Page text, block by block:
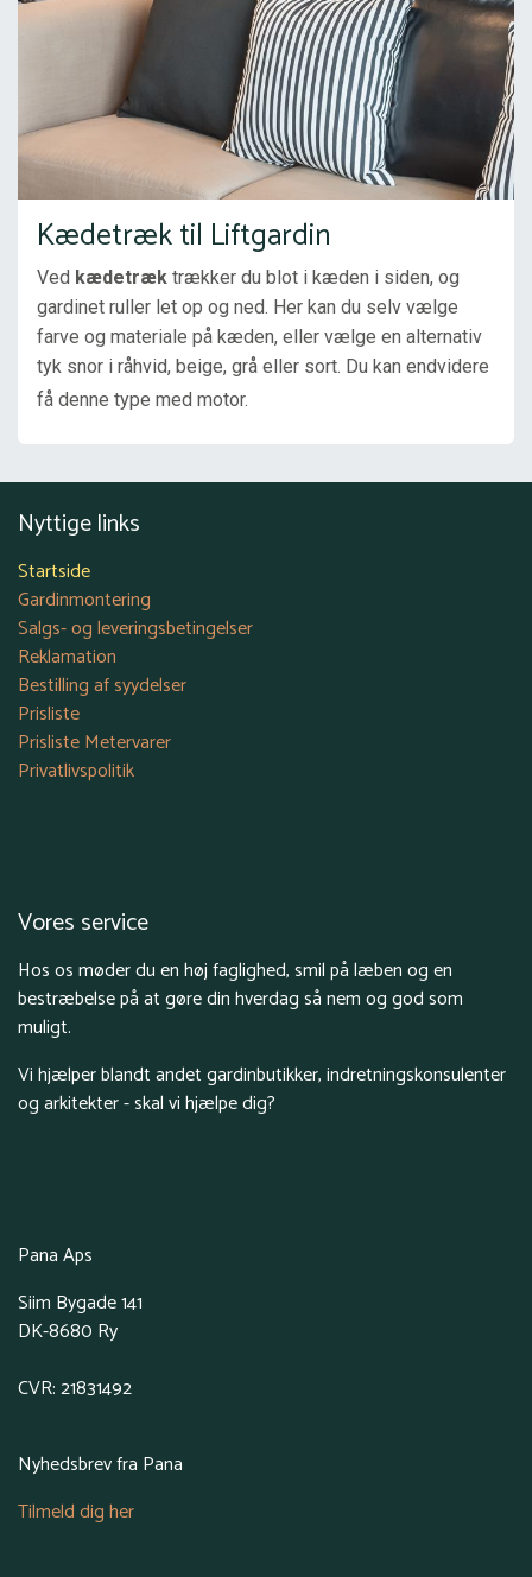
Kædetræk til Liftgardin
Ved kædetræk trækker du blot i kæden i siden, og
gardinet ruller let op og ned. Her kan du selv vælge
farve og materiale på kæden, eller vælge en alternativ
tyk snor i råhvid, beige, grå eller sort. Du kan endvidere
få denne type med motor.
Nyttige links
Startside
Gardinmontering
Salgs- og leveringsbetingelser
Reklamation
Bestilling af syydelser
Prisliste
Prisliste Metervarer
Privatlivspolitik
Vores service
Hos os møder du en høj faglighed, smil på læben og en
bestræbelse på at gøre din hverdag så nem og god som
muligt.
Vi hjælper blandt andet gardinbutikker, indretningskonsulenter
og arkitekter - skal vi hjælpe dig?
Pana Aps
Siim Bygade 141
DK-8680 Ry
CVR: 21831492
Nyhedsbrev fra Pana
Tilmeld dig her